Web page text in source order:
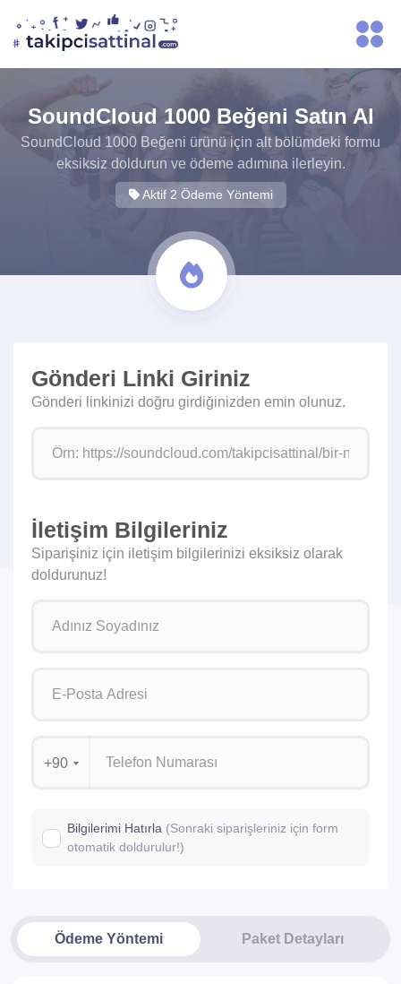
SoundCloud 1000 Beğeni Satın Al
SoundCloud 1000 Beğeni ürünü için alt bölümdeki formu
eksiksiz doldurun ve ödeme adımına ilerleyin.
Aktif 2 Ödeme Yöntemi
Gönderi Linki Giriniz
Gönderi linkinizi doğru girdiğinizden emin olunuz.
İletişim Bilgileriniz
Siparişiniz için iletişim bilgilerinizi eksiksiz olarak
doldurunuz!
+90
Bilgilerimi Hatırla (Sonraki siparişleriniz için form
otomatik doldurulur!)
Ödeme Yöntemi Paket Detayları